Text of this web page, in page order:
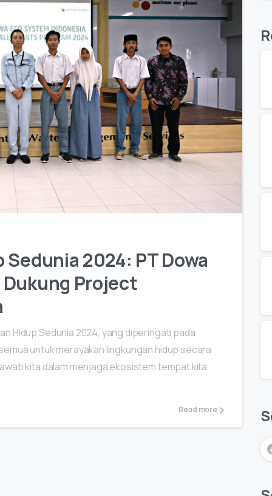
2024: PT Dowa
Project
Hidup Sedunia 2024, yang diperingati pada
untuk merayakan lingkungan hidup secara
kita dalam menjaga ekosistem tempat kita
Read more